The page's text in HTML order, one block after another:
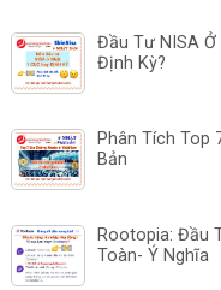
Đầu Tư NISA
Định Kỳ?
Phân Tích Top
Bản
Rootopia: Đầu
Toàn- Ý Nghĩa